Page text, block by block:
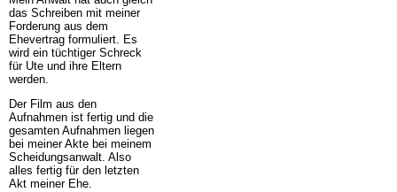
das Schreiben mit meiner
Forderung aus dem
Ehevertrag formuliert. Es
wird ein tüchtiger Schreck
für Ute und ihre Eltern
werden.
Der Film aus den
Aufnahmen ist fertig und die
gesamten Aufnahmen liegen
bei meiner Akte bei meinem
Scheidungsanwalt. Also
alles fertig für den letzten
Akt meiner Ehe.